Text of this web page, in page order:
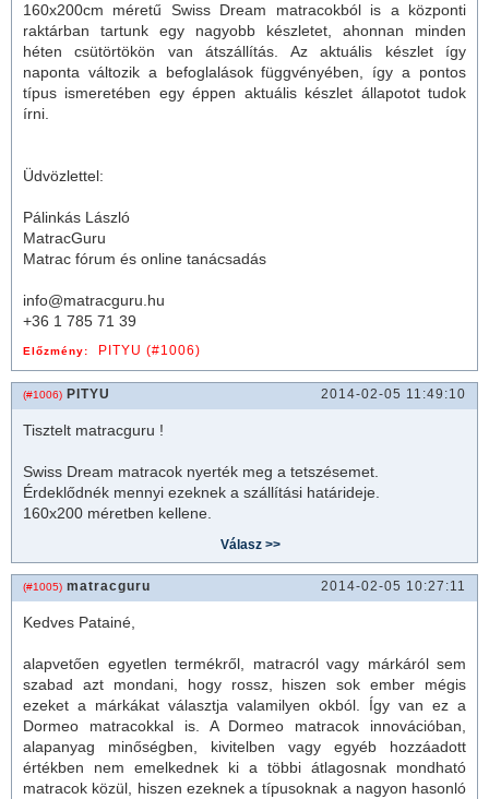
160x200cm méretű Swiss Dream matracokból is a központi
raktárban tartunk egy nagyobb készletet, ahonnan minden
héten csütörtökön van átszállítás. Az aktuális készlet így
naponta változik a befoglalások függvényében, így a pontos
típus ismeretében egy éppen aktuális készlet állapotot tudok
írni.
Üdvözlettel:
Pálinkás László
MatracGuru
Matrac fórum és online tanácsadás
info@matracguru.hu
+36 1 785 71 39
Előzmény: PITYU (#1006)
(#1006) PITYU 2014-02-05 11:49:10
Tisztelt matracguru !
Swiss Dream matracok nyerték meg a tetszésemet.
Érdeklődnék mennyi ezeknek a szállítási határideje.
160x200 méretben kellene.
(#1005) matracguru 2014-02-05 10:27:11
Kedves Patainé,
alapvetően egyetlen termékről, matracról vagy márkáról sem
szabad azt mondani, hogy rossz, hiszen sok ember mégis
ezeket a márkákat választja valamilyen okból. Így van ez a
Dormeo matracokkal is. A Dormeo matracok innovációban,
alapanyag minőségben, kivitelben vagy egyéb hozzáadott
értékben nem emelkednek ki a többi átlagosnak mondható
matracok közül, hiszen ezeknek a típusoknak a nagyon hasonló